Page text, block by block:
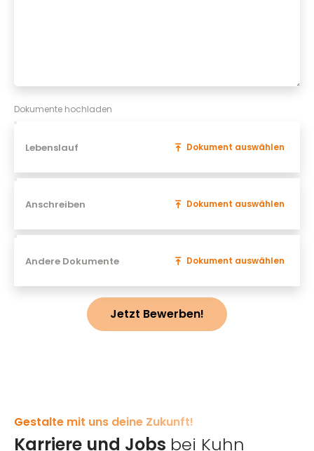
Dokumente hochladen
Dokument auswählen
Dokument auswählen
Dokument auswählen
Jetzt Bewerben!
Gestalte mit uns deine Zukunft!
Karriere und Jobs bei Kuhn